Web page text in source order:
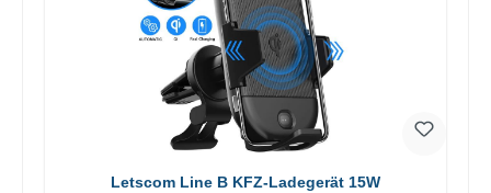
Letscom Line B KFZ-Ladegerät 15W